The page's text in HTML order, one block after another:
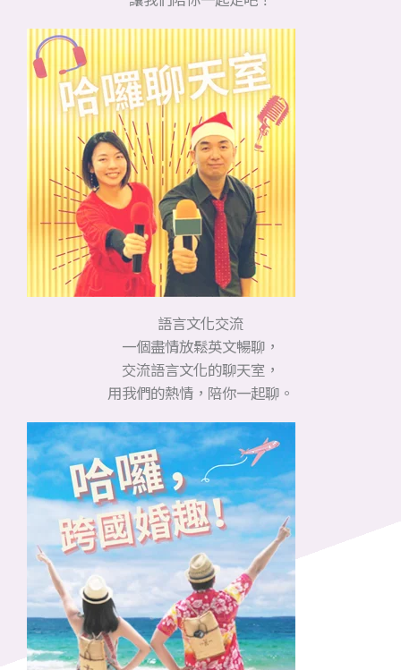
語言文化交流
一個盡情放鬆英文暢聊，
交流語言文化的聊天室，
用我們的熱情，陪你一起聊。